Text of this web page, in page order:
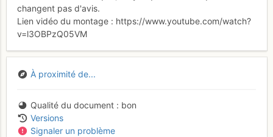
changent pas d'avis.
Lien vidéo du montage : https://www.youtube.com/watch?
v=l3OBPzQ05VM
À proximité de...
Qualité du document
bon
Versions
Signaler un problème